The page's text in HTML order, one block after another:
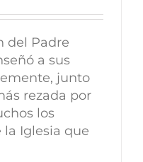
del Padre
a sus
junto
rezada por
los
la Iglesia que